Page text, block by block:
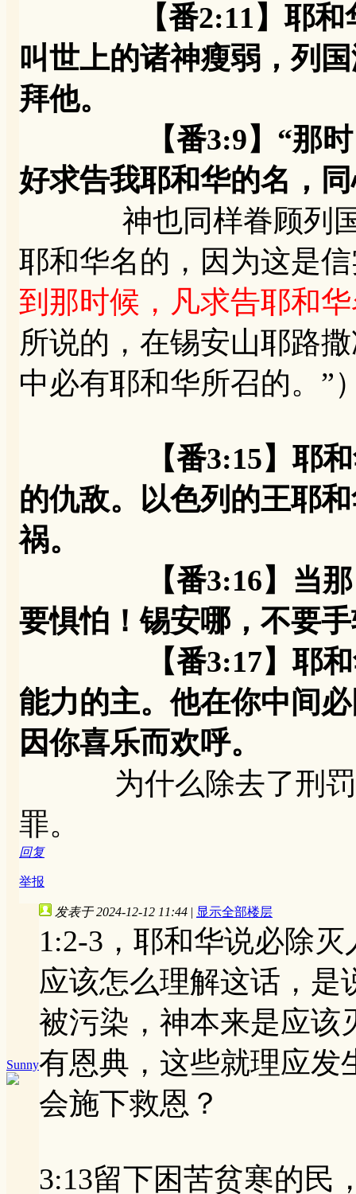
【番2:11】耶
叫世上的诸神瘦弱，列
拜他。
【番3:9】“那时，
好求告我耶和华的名，
神也同样眷顾列国
耶和华名的，因为这是
到那时候，凡求告耶和
所说的，在锡安山耶路
中必有耶和华所召的。”
【番3:15】耶
的仇敌。以色列的王耶
祸。
【番3:16】当那日
要惧怕！锡安哪，不
【番3:17】耶和华
能力的主。他在你中间
因你喜乐而欢呼。
为什么除去了刑罚
罪。
回复
举报
Sunny
发表于 2024-12-12 11:44 | 显示全部楼层
1:2-3，耶和华说必除
应该怎么理解这话，是
被污染，神本来是应该
有恩典，这些就理应发
会施下救恩？
3:13留下困苦贫寒的民